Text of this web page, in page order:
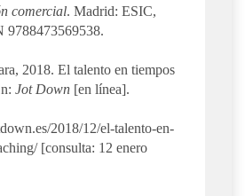
comercial. Madrid: ESIC,
9788473569538.
2018. El talento en tiempos
Jot Down [en línea].
2018/12/el-talento-en-
[consulta: 12 enero